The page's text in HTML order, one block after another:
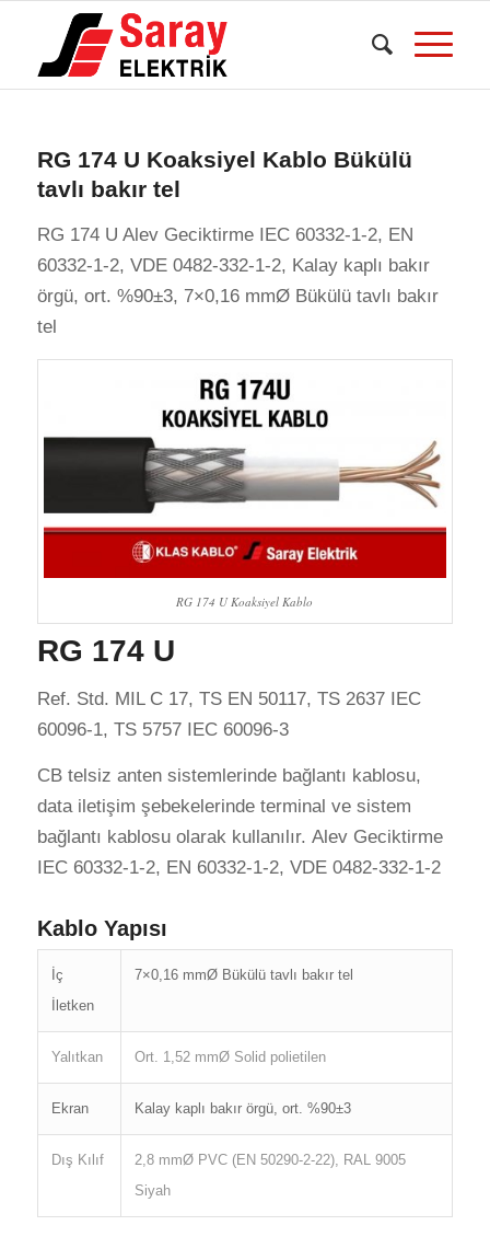
RG 174 U Koaksiyel Kablo Bükülü
tavlı bakır tel
RG 174 U Alev Geciktirme IEC 60332-1-2, EN
60332-1-2, VDE 0482-332-1-2, Kalay kaplı bakır
örgü, ort. %90±3, 7×0,16 mmØ Bükülü tavlı bakır
tel
RG 174 U Koaksiyel Kablo
RG 174 U
Ref. Std. MIL C 17, TS EN 50117, TS 2637 IEC
60096-1, TS 5757 IEC 60096-3
CB telsiz anten sistemlerinde bağlantı kablosu,
data iletişim şebekelerinde terminal ve sistem
bağlantı kablosu olarak kullanılır. Alev Geciktirme
IEC 60332-1-2, EN 60332-1-2, VDE 0482-332-1-2
Kablo Yapısı
İç
İletken
7×0,16 mmØ Bükülü tavlı bakır tel
Yalıtkan Ort. 1,52 mmØ Solid polietilen
Ekran Kalay kaplı bakır örgü, ort. %90±3
Dış Kılıf
2,8 mmØ PVC (EN 50290-2-22), RAL 9005
Siyah